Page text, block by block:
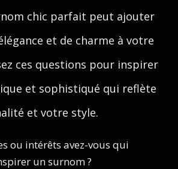
chic parfait peut ajouter
et de charme à votre
ces questions pour inspirer
et sophistiqué qui reflète
et votre style.
ou intérêts avez-vous qui
un surnom ?